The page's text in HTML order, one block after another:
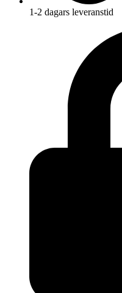
1-2 dagars leveranstid